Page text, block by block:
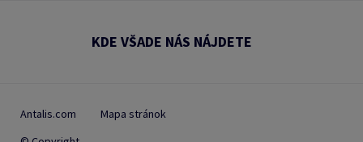
KDE VŠADE NÁS NÁJDETE
Antalis.com
Mapa stránok